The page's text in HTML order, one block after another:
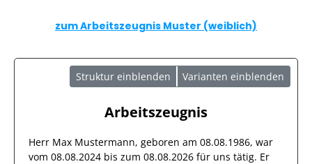
zum Arbeitszeugnis Muster (weiblich)
Struktur einblenden Varianten einblenden
Arbeitszeugnis
Herr Max Mustermann, geboren am 08.08.1986, war
vom 08.08.2024 bis zum 08.08.2026 für uns tätig. Er